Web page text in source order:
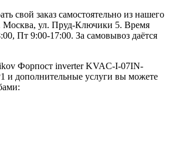
свой заказ самостоятельно из нашего
Москва, ул. Пруд-Ключики 5. Время
Пт 9:00-17:00. За самовывоз даётся
Форпост inverter KVAC-I-07IN-
и дополнительные услуги вы можете